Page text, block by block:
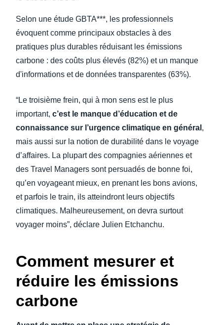
Selon une étude GBTA***, les professionnels
évoquent comme principaux obstacles à des
pratiques plus durables réduisant les émissions
carbone : des coûts plus élevés (82%) et un manque
d'informations et de données transparentes (63%).
“Le troisième frein, qui à mon sens est le plus
important, c’est le manque d’éducation et de
connaissance sur l’urgence climatique en général ,
mais aussi sur la notion de durabilité dans le voyage
d’affaires. La plupart des compagnies aériennes et
des Travel Managers sont persuadés de bonne foi,
qu’en voyageant mieux, en prenant les bons avions,
et parfois le train, ils atteindront leurs objectifs
climatiques. Malheureusement, on devra surtout
voyager moins”, déclare Julien Etchanchu.
Comment mesurer et
réduire les émissions
carbone